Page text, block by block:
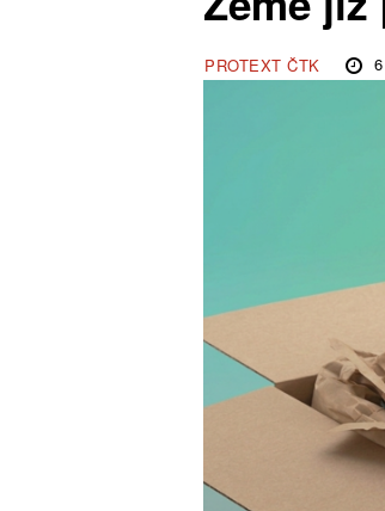
PROTEXT ČTK 6